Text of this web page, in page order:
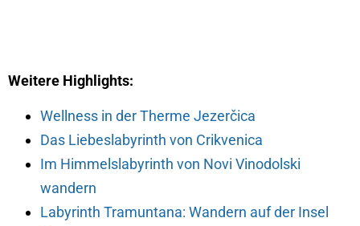
Weitere Highlights:
Wellness in der Therme Jezerčica
Das Liebeslabyrinth von Crikvenica
Im Himmelslabyrinth von Novi Vinodolski
wandern
Labyrinth Tramuntana: Wandern auf der Insel